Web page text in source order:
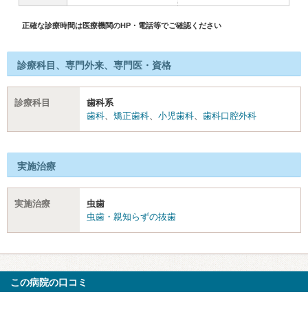
正確な診療時間は医療機関のHP・電話等でご確認ください
診療科目、専門外来、専門医・資格
診療科目
歯科系
歯科、 矯正歯科、 小児歯科、 歯科口腔外科
実施治療
実施治療
虫歯
虫歯・親知らずの抜歯
この病院の口コミ